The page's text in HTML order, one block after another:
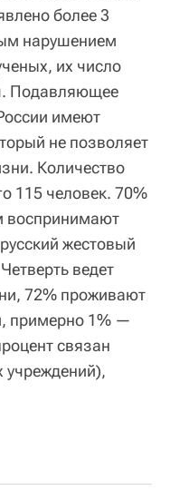
более 3
нарушением
их число
Подавляющее
имеют
не позволяет
Количество
115 человек. 70%
воспринимают
жестовый
ведет
72% проживают
примерно 1% —
связан
учреждений),